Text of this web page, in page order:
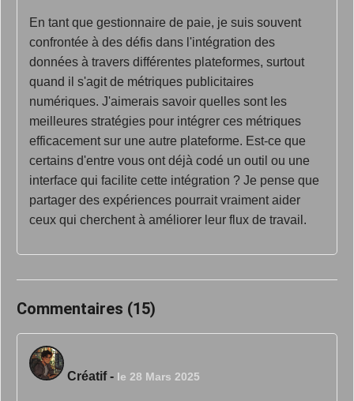
En tant que gestionnaire de paie, je suis souvent
confrontée à des défis dans l'intégration des
données à travers différentes plateformes, surtout
quand il s'agit de métriques publicitaires
numériques. J'aimerais savoir quelles sont les
meilleures stratégies pour intégrer ces métriques
efficacement sur une autre plateforme. Est-ce que
certains d'entre vous ont déjà codé un outil ou une
interface qui facilite cette intégration ? Je pense que
partager des expériences pourrait vraiment aider
ceux qui cherchent à améliorer leur flux de travail.
Commentaires (15)
Créatif- le 28 Mars 2025